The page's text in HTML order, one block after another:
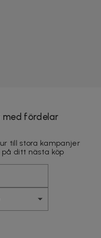
med fördelar
till stora kampanjer
på ditt nästa köp